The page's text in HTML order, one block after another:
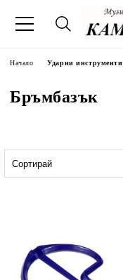
Начало Ударни инструменти
Бръмбазък